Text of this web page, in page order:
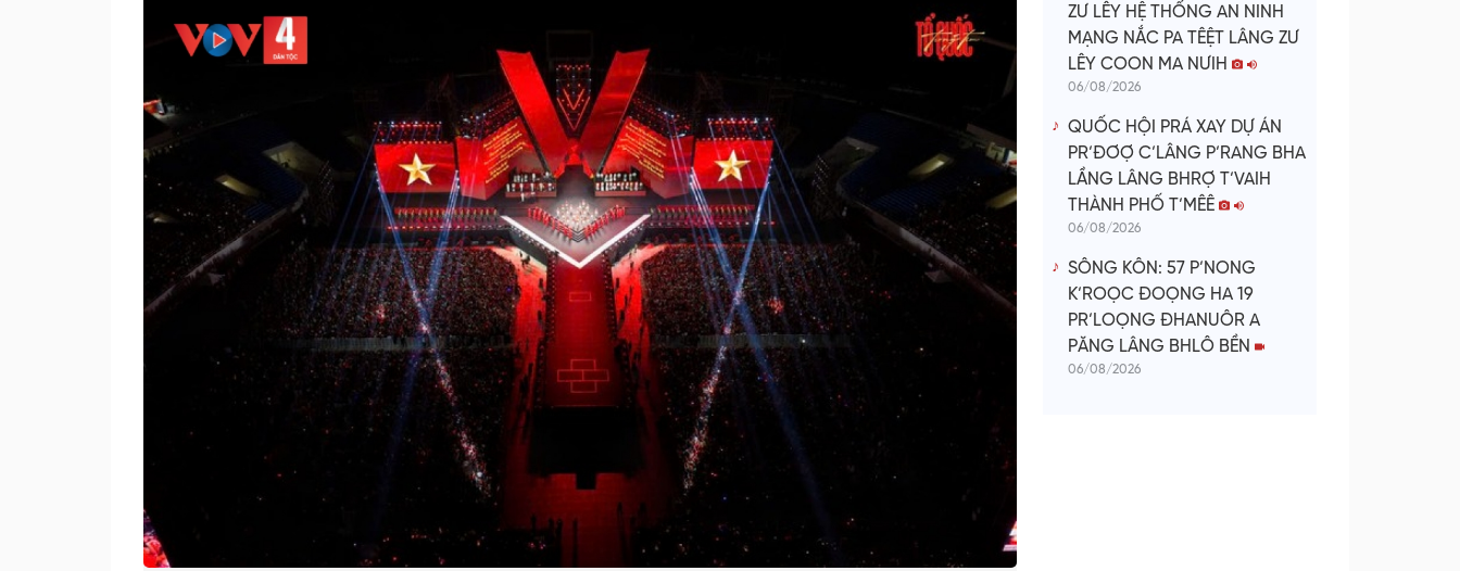
ZƯ LÊY HỆ THỐNG AN NINH
MẠNG NẮC PA TÊỆT LÂNG ZƯ
LÊY COON MA NƯIH
06/08/2026
QUỐC HỘI PRÁ XAY DỰ ÁN
PR’ĐƠỢ C’LÂNG P’RANG BHA
LẦNG LÂNG BHRỢ T’VAIH
THÀNH PHỐ T’MÊÊ
06/08/2026
SÔNG KÔN: 57 P’NONG
K’ROỌC ĐOỌNG HA 19
PR’LOỌNG ĐHANUÔR A
PĂNG LÂNG BHLÔ BỀN
06/08/2026